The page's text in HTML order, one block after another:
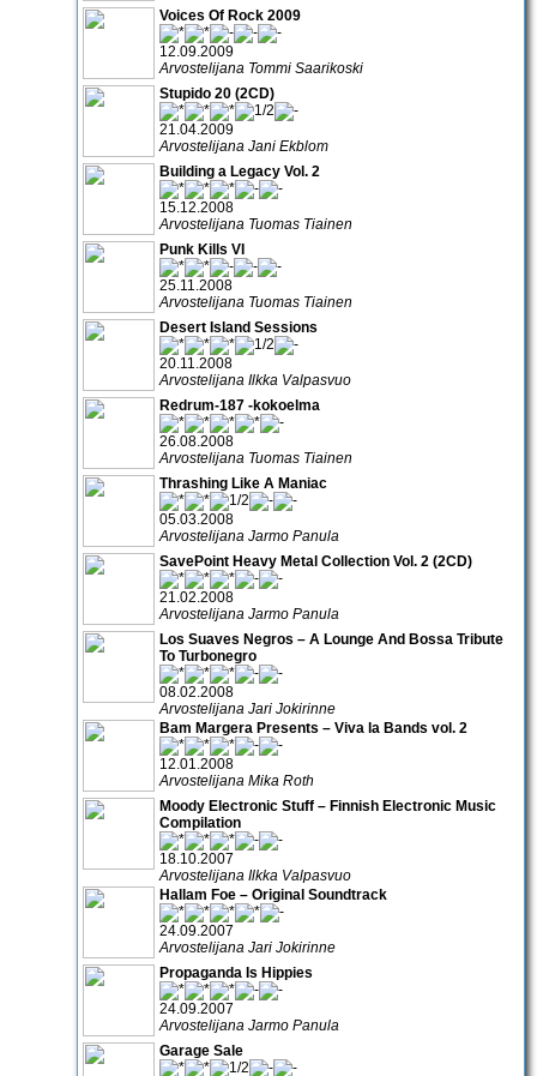
Voices Of Rock 2009
12.09.2009
Arvostelijana Tommi Saarikoski
Stupido 20 (2CD)
21.04.2009
Arvostelijana Jani Ekblom
Building a Legacy Vol. 2
15.12.2008
Arvostelijana Tuomas Tiainen
Punk Kills VI
25.11.2008
Arvostelijana Tuomas Tiainen
Desert Island Sessions
20.11.2008
Arvostelijana Ilkka Valpasvuo
Redrum-187 -kokoelma
26.08.2008
Arvostelijana Tuomas Tiainen
Thrashing Like A Maniac
05.03.2008
Arvostelijana Jarmo Panula
SavePoint Heavy Metal Collection Vol. 2 (2CD)
21.02.2008
Arvostelijana Jarmo Panula
Los Suaves Negros – A Lounge And Bossa Tribute
To Turbonegro
08.02.2008
Arvostelijana Jari Jokirinne
Bam Margera Presents – Viva la Bands vol. 2
12.01.2008
Arvostelijana Mika Roth
Moody Electronic Stuff – Finnish Electronic Music
Compilation
18.10.2007
Arvostelijana Ilkka Valpasvuo
Hallam Foe – Original Soundtrack
24.09.2007
Arvostelijana Jari Jokirinne
Propaganda Is Hippies
24.09.2007
Arvostelijana Jarmo Panula
Garage Sale